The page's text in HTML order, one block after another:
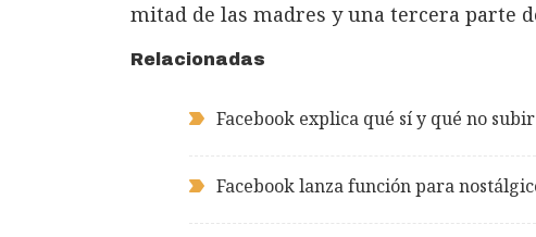
mitad de las madres y una tercera parte
Relacionadas
Facebook explica qué sí y qué no
Facebook lanza función para